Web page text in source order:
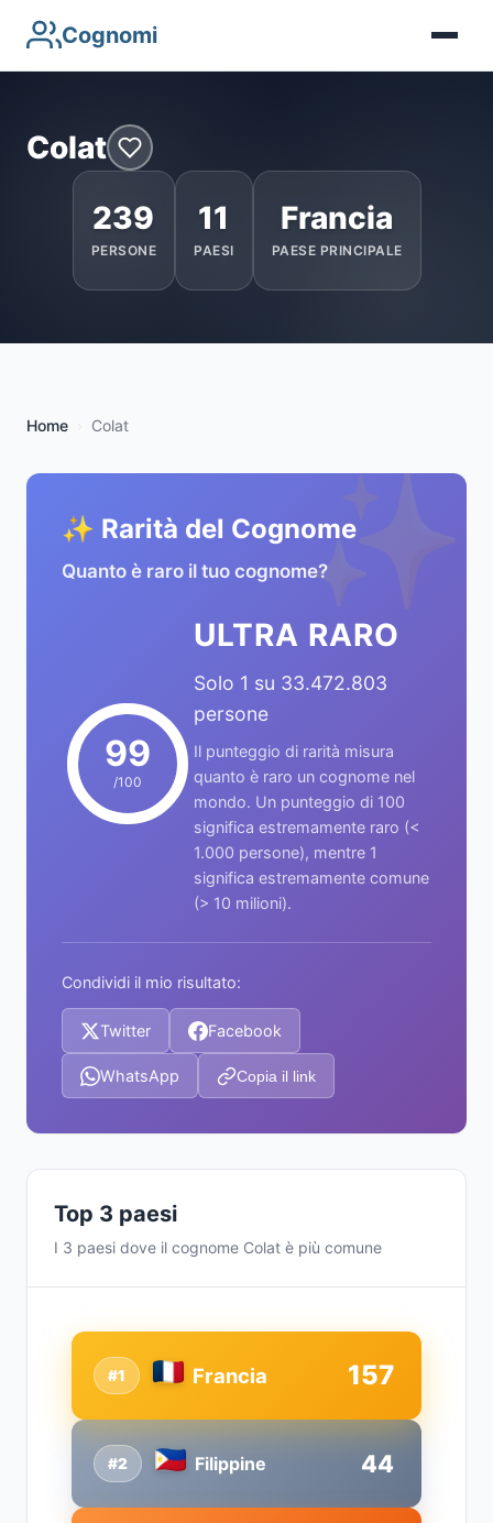
Cognomi
Colat
239
PERSONE
11
PAESI
Francia
PAESE PRINCIPALE
Home Colat
✨
✨ Rarità del Cognome
Quanto è raro il tuo cognome?
99
/100
ULTRA RARO
Solo 1 su 33.472.803
persone
Il punteggio di rarità misura
quanto è raro un cognome nel
mondo. Un punteggio di 100
significa estremamente raro (<
1.000 persone), mentre 1
significa estremamente comune
(> 10 milioni).
Condividi il mio risultato:
Twitter Facebook
WhatsApp Copia il link
Top 3 paesi
I 3 paesi dove il cognome Colat è più comune
#2 Filippine 44
#1 Francia 157